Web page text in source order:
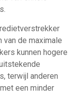
van de maximale
kunnen hogere
terwijl anderen
een minder